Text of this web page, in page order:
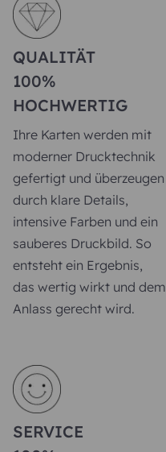
QUALITÄT
100%
HOCHWERTIG
Ihre Karten werden mit
moderner Drucktechnik
gefertigt und überzeugen
durch klare Details,
intensive Farben und ein
sauberes Druckbild. So
entsteht ein Ergebnis,
das wertig wirkt und dem
Anlass gerecht wird.
SERVICE